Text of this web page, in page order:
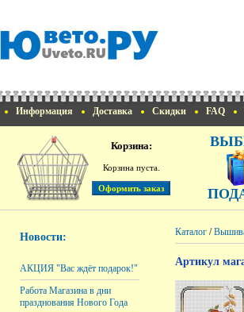
Информация Доставка Скидки FAQ
Корзина:
Корзина пуста.
Новости:
АКЦИЯ "Вас ждёт подарок!"
Работа Магазина в дни
празднования Нового Года
Каталог /
Артикул